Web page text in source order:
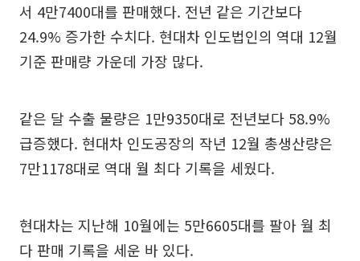
서 4만7400대를 판매했다. 전년 같은 기간보다
24.9% 증가한 수치다. 현대차 인도법인의 역대 12월
기준 판매량 가운데 가장 많다.
같은 달 수출 물량은 1만9350대로 전년보다 58.9%
급증했다. 현대차 인도공장의 작년 12월 총생산량은
7만1178대로 역대 월 최다 기록을 세웠다.
현대차는 지난해 10월에는 5만6605대를 팔아 월 최
다 판매 기록을 세운 바 있다.